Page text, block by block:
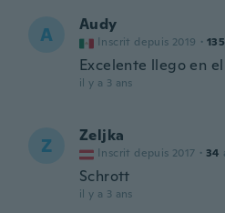
A Audy
Inscrit depuis 2019 · 135
Excelente llego en
il y a 3 ans
Z Zeljka
Inscrit depuis 2017 · 34
Schrott
il y a 3 ans